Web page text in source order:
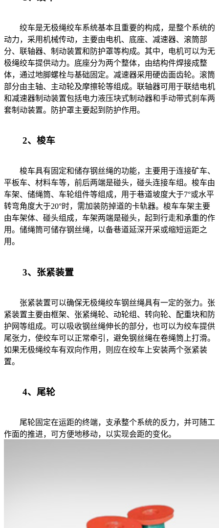
绞车是无极绳绞车系统基本且重要的构成，是整个系统的
动力，采用机械传动，主要由电机、底座、减速器、滚筒部
分、联轴器、制动装置和防护罩等构成。其中，电机可以为无
极绳绞车提供动力。底座分为两个整体，由结构件焊接成整
体，通过地脚螺栓与基础固定。减速器采用硬齿面齿轮。滚筒
部分由主轴、主动轮及摩擦轮等组成。联轴器可用于联结电机
和减速器制动装置包括电力液压块式制动器和手动带式刹车两
套制动装置。防护罩主要起到防护作用。
2、梭车
梭车具有固定和储存钢丝绳的功能，主要用于连接矿车、
平板车、材料车等，前后两端是碰头，碰头连接车组。梭车由
车架、储绳筒、车轮组件等组成，用于巷道坡度大于7°或水平
转弯角度大于20°时，需加装防掉道的卡轨器。梭车车架主要
由车架体、碰头组成，车架两端是碰头，起到行走和承重的作
用。储绳筒可储存钢丝绳，以备巷道延深开采或缩短运距之
用。
3、张紧装置
张紧装置可以确保无极绳绞车钢丝绳具有一定的张力。张
紧装置主要由框架、张紧绳轮、动轮组、转向轮、配重块和防
护网等组成。可以吸收钢丝绳伸长的部分，也可以为绞车提供
尾张力，使绞车可以正常牵引，避免钢丝绳在卷绳筒上打滑。
如果无极绳绞车有双向作用，则应在绞车上安装两个张紧装
置。
4、尾轮
尾轮固定在运距的终端，支承整个系统的反力，并可随工
作面的推进，可方便地移动，以实现会距的变化。